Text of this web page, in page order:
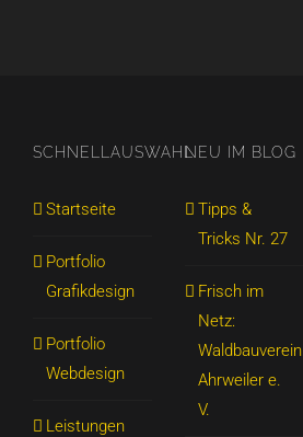
SCHNELLAUSWAHL
Startseite
Portfolio
Grafikdesign
Portfolio
Webdesign
Leistungen
NEU IM BLOG
Tipps &
Tricks Nr. 27
Frisch im
Netz:
Waldbauverein
Ahrweiler e.
V.